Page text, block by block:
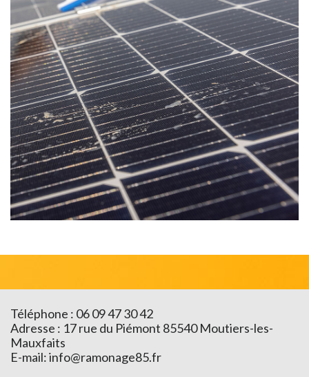
Téléphone : 06 09 47 30 42
Adresse : 17 rue du Piémont 85540 Moutiers-les-
Mauxfaits
E-mail:info@ramonage85.fr